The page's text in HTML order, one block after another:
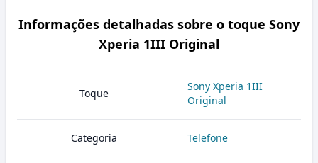
Informações detalhadas sobre o toque Sony
Xperia 1III Original
Toque
Sony Xperia 1III
Original
Categoria Telefone